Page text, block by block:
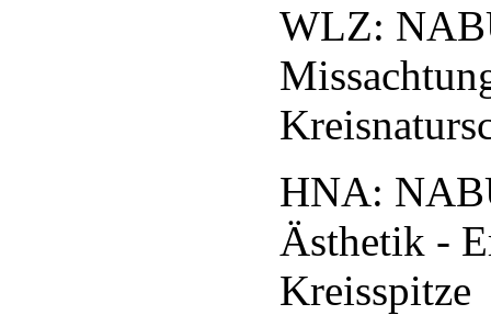
WLZ:
HNA:
Ästhetik -
Kreisspitze